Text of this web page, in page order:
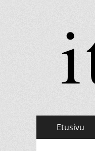
itQ
Itkua ja
Primary
Menu
Etusivu